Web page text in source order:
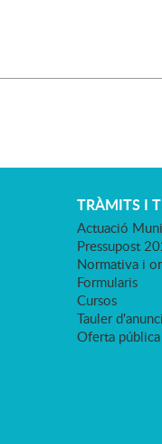
TRÀMITS I
Actuació
Pressupost
Normativa i
Formularis
Cursos
Tauler
Oferta